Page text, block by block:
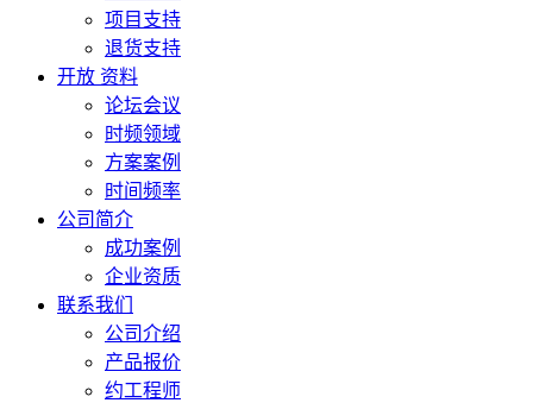
项目支持
退货支持
开放 资料
论坛会议
时频领域
方案案例
时间频率
公司简介
成功案例
企业资质
联系我们
公司介绍
产品报价
约工程师